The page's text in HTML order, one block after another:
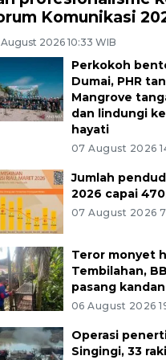
Komunikasi
2026 10:33 WIB
Perkokoh
Dumai, PHR
Mangrove
dan lindungi
hayati
07 August 2026
Jumlah
2026 capai
07 August 2026
Teror monyet
Tembilahan,
pasang
06 August 2026
Operasi
Singingi, 33